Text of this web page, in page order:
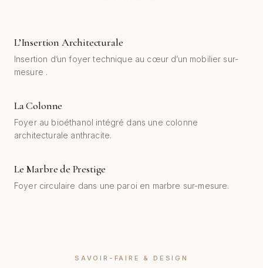
AVANT
L’Insertion Architecturale
Insertion d’un foyer technique au cœur d’un mobilier sur-
mesure .
AVANT
La Colonne
Foyer au bioéthanol intégré dans une colonne
architecturale anthracite.
AVANT
Le Marbre de Prestige
Foyer circulaire dans une paroi en marbre sur-mesure.
SAVOIR-FAIRE & DESIGN